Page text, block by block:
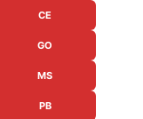
CE
GO
MS
PB